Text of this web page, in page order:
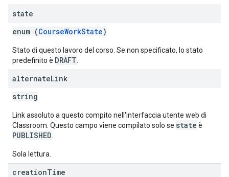
state
enum (CourseWorkState)
Stato di questo lavoro del corso. Se non specificato, lo stato
predefinito è DRAFT
alternateLink
string
Link assoluto a questo compito nell'interfaccia utente web di
Classroom. Questo campo viene compilato solo se state è
PUBLISHED
Sola lettura.
creationTime